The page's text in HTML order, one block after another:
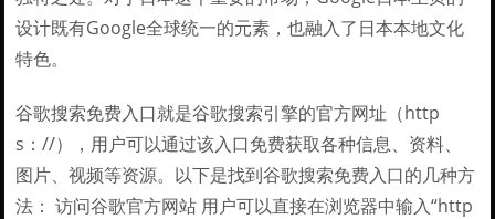
设计既有Google全球统一的元素，也融入了日本本地文化
特色。
谷歌搜索免费入口就是谷歌搜索引擎的官方网址（http
s：//），用户可以通过该入口免费获取各种信息、资料、
图片、视频等资源。以下是找到谷歌搜索免费入口的几种方
法： 访问谷歌官方网站 用户可以直接在浏览器中输入“http